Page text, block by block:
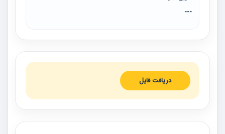
---
دریافت فایل